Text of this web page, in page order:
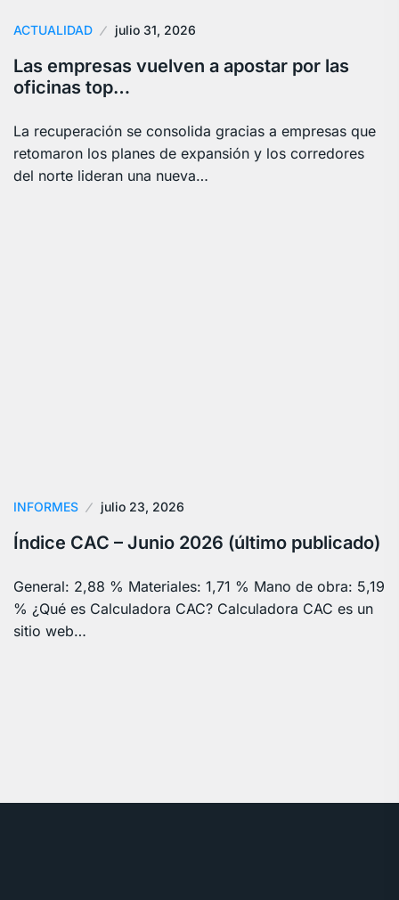
ACTUALIDAD julio 31, 2026
Las empresas vuelven a apostar por las
oficinas top…
La recuperación se consolida gracias a empresas que
retomaron los planes de expansión y los corredores
del norte lideran una nueva…
INFORMES julio 23, 2026
Índice CAC – Junio 2026 (último publicado)
General: 2,88 % Materiales: 1,71 % Mano de obra: 5,19
% ¿Qué es Calculadora CAC? Calculadora CAC es un
sitio web…